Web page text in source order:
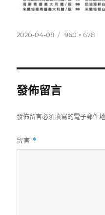
發
2020-04-08
完
960 × 678
發佈留言
發佈留言必須填寫的電子郵件
留言 *